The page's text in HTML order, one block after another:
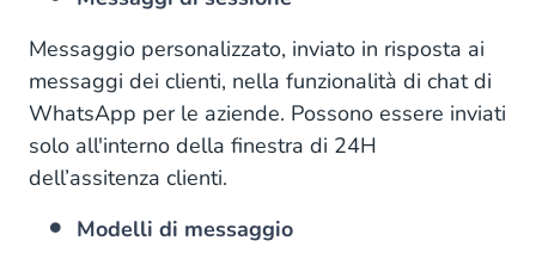
Messaggio personalizzato, inviato in risposta ai
messaggi dei clienti, nella funzionalità di chat di
WhatsApp per le aziende. Possono essere inviati
solo all'interno della finestra di 24H
dell’assitenza clienti.
Modelli di messaggio